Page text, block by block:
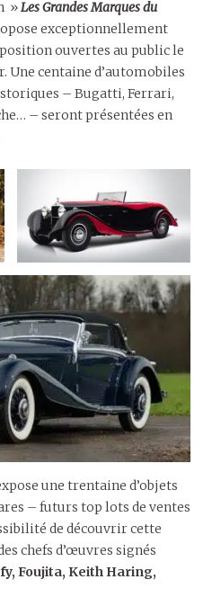
»Les Grandes Marques du
exceptionnellement
ouvertes au public le
Une centaine d’automobiles
– Bugatti, Ferrari,
– seront présentées en
une trentaine d’objets
– futurs top lots de ventes
de découvrir cette
chefs d’œuvres signés
Foujita, Keith Haring,